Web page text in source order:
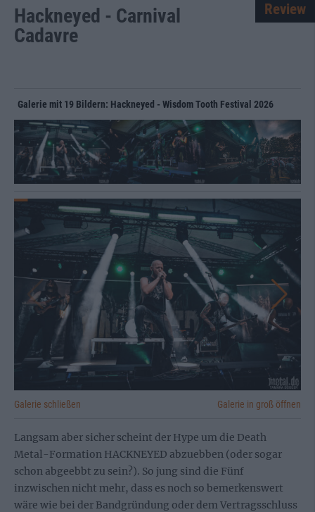
Hackneyed - Carnival
Cadavre
Review
Galerie mit 19 Bildern: Hackneyed - Wisdom Tooth Festival 2026
Galerie schließen Galerie in groß öffnen
Langsam aber sicher scheint der Hype um die Death
Metal-Formation HACKNEYED abzuebben (oder sogar
schon abgeebbt zu sein?). So jung sind die Fünf
inzwischen nicht mehr, dass es noch so bemerkenswert
wäre wie bei der Bandgründung oder dem Vertragsschluss